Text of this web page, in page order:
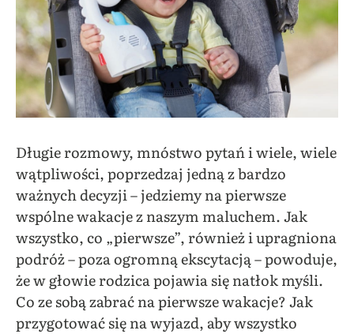
Długie rozmowy, mnóstwo pytań i wiele, wiele
wątpliwości, poprzedzaj jedną z bardzo
ważnych decyzji – jedziemy na pierwsze
wspólne wakacje z naszym maluchem. Jak
wszystko, co „pierwsze”, również i upragniona
podróż – poza ogromną ekscytacją – powoduje,
że w głowie rodzica pojawia się natłok myśli.
Co ze sobą zabrać na pierwsze wakacje? Jak
przygotować się na wyjazd, aby wszystko